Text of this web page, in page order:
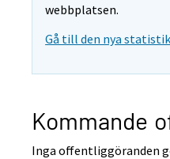
webbplatsen.
Gå till den nya
Kommande
Inga offentliggöranden